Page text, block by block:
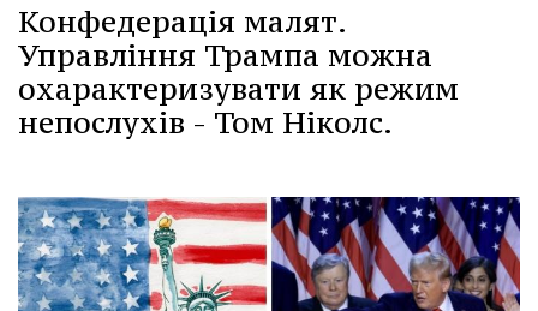
Конфедерація малят.
Управління Трампа можна
охарактеризувати як режим
непослухів - Том Ніколс.